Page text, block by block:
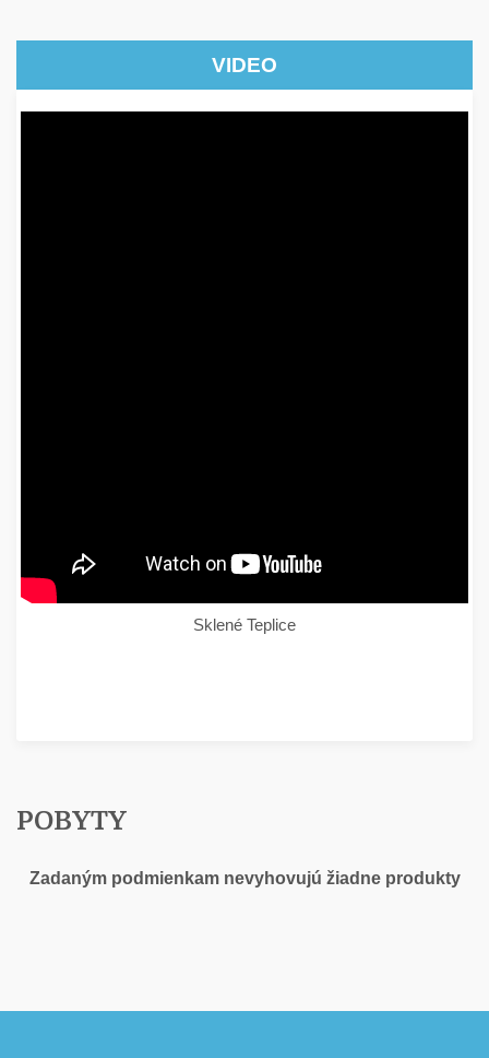
VIDEO
Sklené Teplice
POBYTY
Zadaným podmienkam nevyhovujú žiadne produkty